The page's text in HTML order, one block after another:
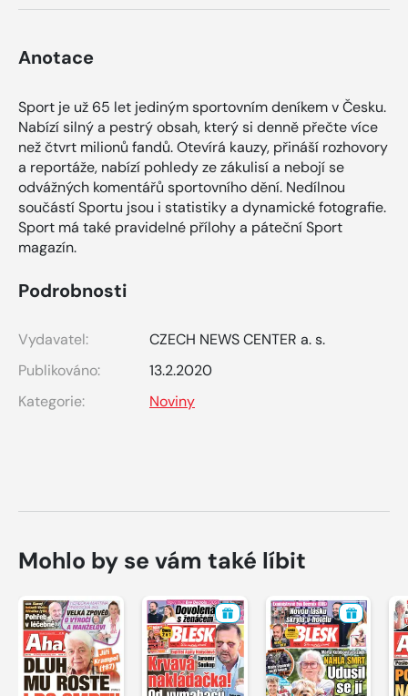
Anotace
Sport je už 65 let jediným sportovním deníkem v Česku.
Nabízí silný a pestrý obsah, který si denně přečte více
než čtvrt milionů fandů. Otevírá kauzy, přináší rozhovory
a reportáže, nabízí pohledy ze zákulisí a nebojí se
odvážných komentářů sportovního dění. Nedílnou
součástí Sportu jsou i statistiky a dynamické fotografie.
Sport má také pravidelné přílohy a páteční Sport
magazín.
Podrobnosti
Vydavatel:
CZECH NEWS CENTER a. s.
Publikováno:
13.2.2020
Kategorie:
Noviny
Mohlo by se vám také líbit